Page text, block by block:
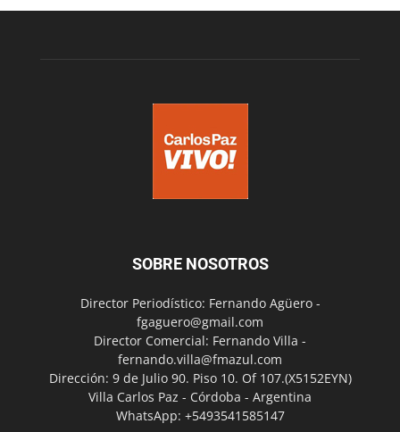
SOBRE NOSOTROS
Director Periodístico: Fernando Agüero -
fgaguero@gmail.com
Director Comercial: Fernando Villa -
fernando.villa@fmazul.com
Dirección: 9 de Julio 90. Piso 10. Of 107.(X5152EYN)
Villa Carlos Paz - Córdoba - Argentina
WhatsApp: +5493541585147